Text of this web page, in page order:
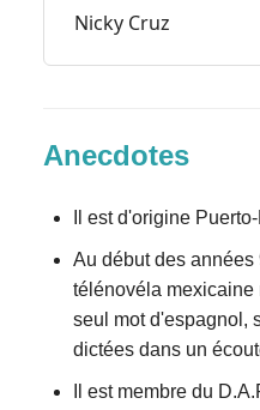
Nicky Cruz
Anecdotes
Il est d'origine
Au début des
télénovéla mexicaine
seul mot d'espagnol,
dictées dans un
Il est membre du